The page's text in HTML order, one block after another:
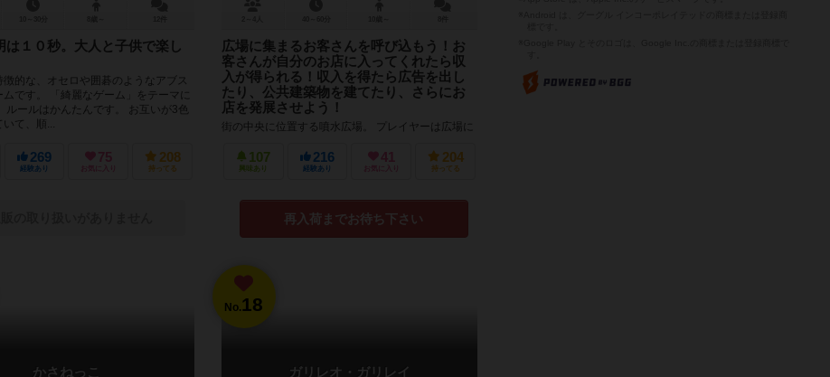
は１０秒。大人と子供で楽し
徴的な、オセロや囲碁のようなアブス
ムです。 「綺麗なゲーム」をテーマに
ルールはかんたんです。 お互いが3色
て、順...
269
経験あり
75
お気に入り
208
持ってる
広場に集まるお客さんを呼び込もう！お
客さんが自分のお店に入ってくれたら収
入が得られる！収入を得たら広告を出し
たり、公共建築物を建てたり、さらにお
店を発展させよう！
街の中央に位置する噴水広場。 プレイヤーは広場に
のお客さんを呼び込み、収入を得て、さらなるお店
の発展を目指しましょう！ ...
107
興味あり
216
経験あり
41
お気に入り
204
持ってる
再入荷までお待ち下さい
かさねっこ
No.18
ガリレオ・ガリレイ